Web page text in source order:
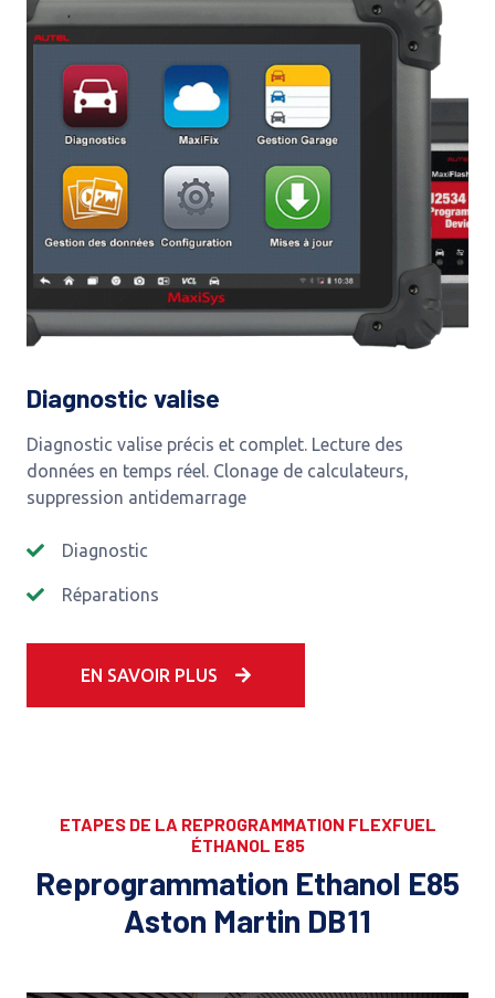
Diagnostic valise
Diagnostic valise précis et complet. Lecture des
données en temps réel. Clonage de calculateurs,
suppression antidemarrage
Diagnostic
Réparations
EN SAVOIR PLUS
ETAPES DE LA REPROGRAMMATION FLEXFUEL
ÉTHANOL E85
Reprogrammation Ethanol E85
Aston Martin DB11